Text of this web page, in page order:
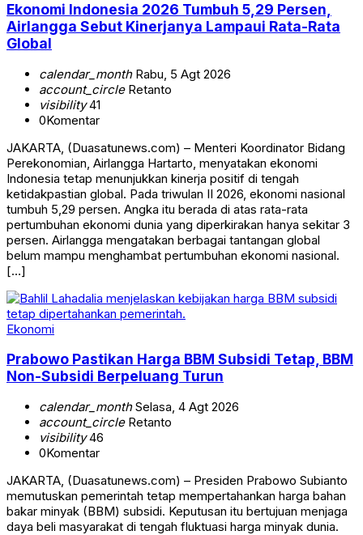
Ekonomi Indonesia 2026 Tumbuh 5,29 Persen,
Airlangga Sebut Kinerjanya Lampaui Rata-Rata
Global
calendar_monthRabu, 5 Agt 2026
account_circleRetanto
visibility41
0Komentar
JAKARTA, (Duasatunews.com) – Menteri Koordinator Bidang
Perekonomian, Airlangga Hartarto, menyatakan ekonomi
Indonesia tetap menunjukkan kinerja positif di tengah
ketidakpastian global. Pada triwulan II 2026, ekonomi nasional
tumbuh 5,29 persen. Angka itu berada di atas rata-rata
pertumbuhan ekonomi dunia yang diperkirakan hanya sekitar 3
persen. Airlangga mengatakan berbagai tantangan global
belum mampu menghambat pertumbuhan ekonomi nasional.
[…]
Ekonomi
Prabowo Pastikan Harga BBM Subsidi Tetap, BBM
Non-Subsidi Berpeluang Turun
calendar_monthSelasa, 4 Agt 2026
account_circleRetanto
visibility46
0Komentar
JAKARTA, (Duasatunews.com) – Presiden Prabowo Subianto
memutuskan pemerintah tetap mempertahankan harga bahan
bakar minyak (BBM) subsidi. Keputusan itu bertujuan menjaga
daya beli masyarakat di tengah fluktuasi harga minyak dunia.